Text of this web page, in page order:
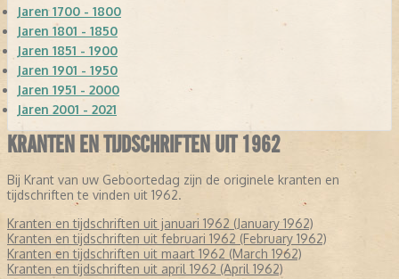
Jaren 1700 - 1800
Jaren 1801 - 1850
Jaren 1851 - 1900
Jaren 1901 - 1950
Jaren 1951 - 2000
Jaren 2001 - 2021
KRANTEN EN TIJDSCHRIFTEN UIT 1962
Bij Krant van uw Geboortedag zijn de originele kranten en
tijdschriften te vinden uit 1962.
Kranten en tijdschriften uit januari 1962 (January 1962)
Kranten en tijdschriften uit februari 1962 (February 1962)
Kranten en tijdschriften uit maart 1962 (March 1962)
Kranten en tijdschriften uit april 1962 (April 1962)